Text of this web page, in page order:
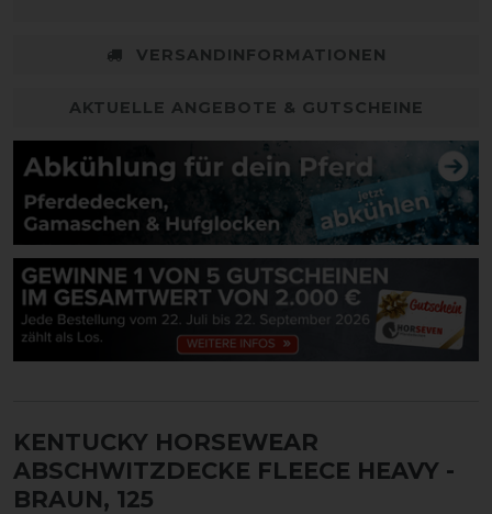
VERSANDINFORMATIONEN
AKTUELLE ANGEBOTE & GUTSCHEINE
KENTUCKY HORSEWEAR
ABSCHWITZDECKE FLEECE HEAVY -
BRAUN, 125